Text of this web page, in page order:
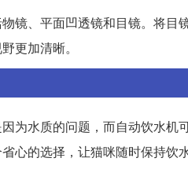
镜、平面凹透镜和目镜。将目
更加清晰。
为水质的问题，而自动饮水机
心的选择，让猫咪随时保持饮水